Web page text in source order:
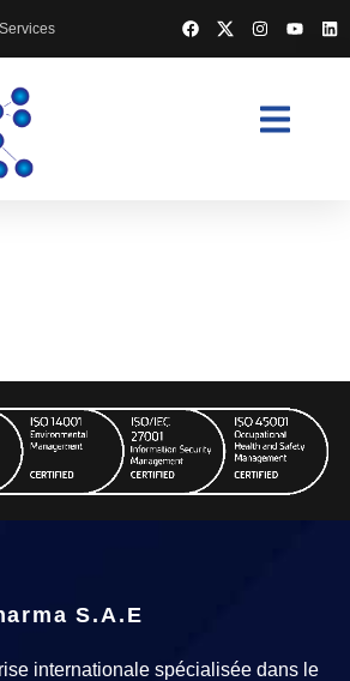
S.A.E
internationale spécialisée dans le